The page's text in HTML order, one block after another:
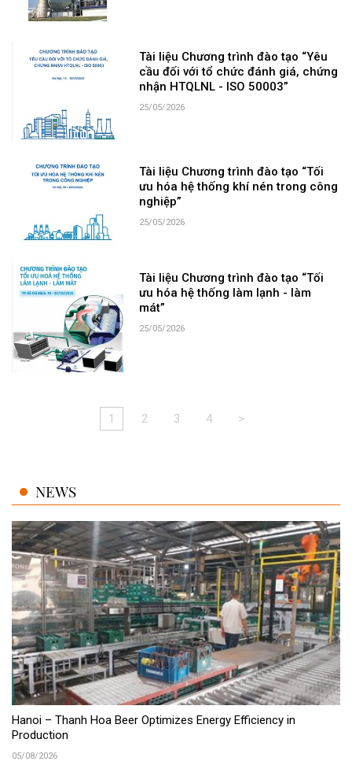
Tài liệu Chương trình đào tạo “Yêu
cầu đối với tổ chức đánh giá, chứng
nhận HTQLNL - ISO 50003”
25/05/2026
Tài liệu Chương trình đào tạo “Tối
ưu hóa hệ thống khí nén trong công
nghiệp”
25/05/2026
Tài liệu Chương trình đào tạo “Tối
ưu hóa hệ thống làm lạnh - làm
mát”
25/05/2026
1 2 3 4 >
NEWS
Hanoi – Thanh Hoa Beer Optimizes Energy Efficiency in
Production
05/08/2026